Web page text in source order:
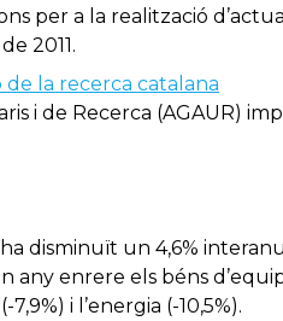
per a la realització
2011.
la recerca catalana
i de Recerca (AGAUR)
disminuït un 4,6%
any enrere els béns
i l’energia (-10,5%).